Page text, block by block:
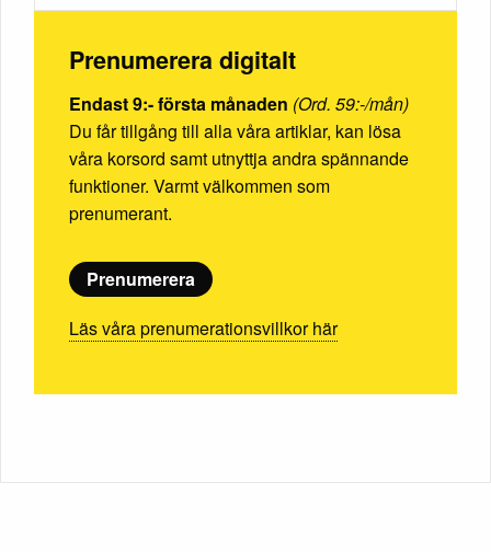
Prenumerera digitalt
Endast 9:- första månaden (Ord. 59:-/mån)
Du får tillgång till alla våra artiklar, kan lösa
våra korsord samt utnyttja andra spännande
funktioner. Varmt välkommen som
prenumerant.
Prenumerera
Läs våra prenumerationsvillkor här